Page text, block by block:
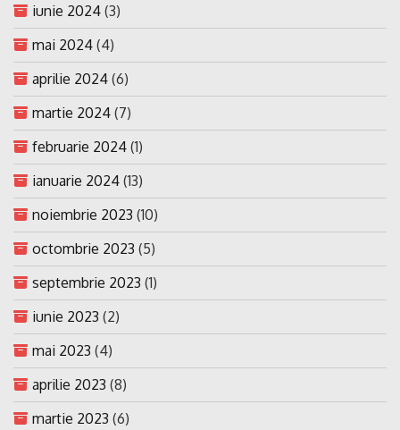
iunie 2024 (3)
mai 2024 (4)
aprilie 2024 (6)
martie 2024 (7)
februarie 2024 (1)
ianuarie 2024 (13)
noiembrie 2023 (10)
octombrie 2023 (5)
septembrie 2023 (1)
iunie 2023 (2)
mai 2023 (4)
aprilie 2023 (8)
martie 2023 (6)